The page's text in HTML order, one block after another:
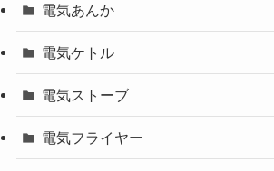
電気あんか
電気ケトル
電気ストーブ
電気フライヤー